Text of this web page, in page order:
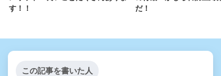
す！！
だ！
この記事を書いた人